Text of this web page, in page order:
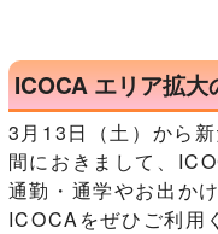
ICOCA エリア拡大
3月13日（土）から
間におきまして、
通勤・通学やお出か
ICOCAをぜひご利用